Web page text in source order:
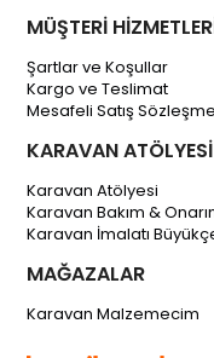
MÜŞTERİ
Şartlar ve Koşullar
Kargo ve Teslimat
Mesafeli Satış
KARAVAN ATÖLYESİ
Karavan Atölyesi
Karavan Bakım &
Karavan İmalatı
MAĞAZALAR
Karavan Malzemecim